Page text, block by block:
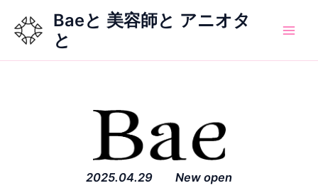
ス
Baeと 美容師と アニオタ
と
2025.04.29 New open